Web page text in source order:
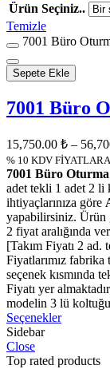
Ürün Seçiniz..
Temizle
7001 Büro
Sepete Ekle
7001 Büro
15,750.00 ₺ –
% 10 KDV
7001 Büro
adet tekli 1 adet 2 li
ihtiyaçlarınıza göre
yapabilirsiniz. Ürün
2 fiyat aralığında
[Takım Fiyatı 2
Fiyatlarımız
seçenek kısmında
Fiyatı yer
modelin 3 lü
Seçenekler
Sidebar
Close
Top rated products